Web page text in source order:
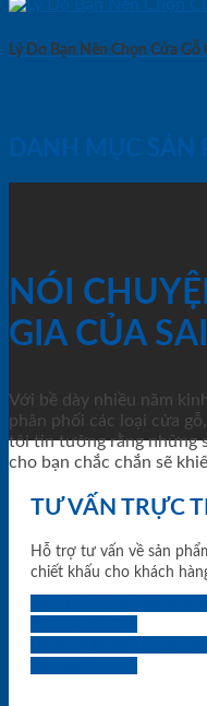
Lý Do Bạn Nên Chọn Cửa
DANH MỤC SẢN
NÓI
GIA CỦA
Với bề dày nhiều năm
phân phối các loại cửa
tôi tin tưởng rằng những
cho bạn chắc chắn sẽ
TƯ VẤN TRỰC
Hỗ trợ tư vấn về sản
chiết khấu cho khách